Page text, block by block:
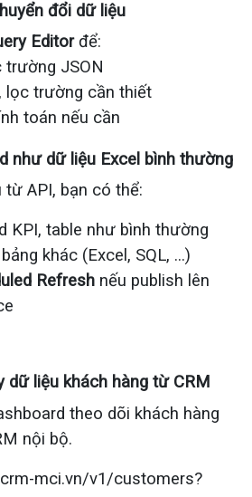
đổi dữ liệu
Editorđể:
trường JSON
lọc trường cần thiết
toán nếu cần
như dữ liệu Excel bình thường
từ API, bạn có thể:
KPI, table như bình thường
khác (Excel, SQL, ...)
Refresh nếu publish lên
dữ liệu khách hàng từ CRM
theo dõi khách hàng
nội bộ.
mci.vn/v1/customers?